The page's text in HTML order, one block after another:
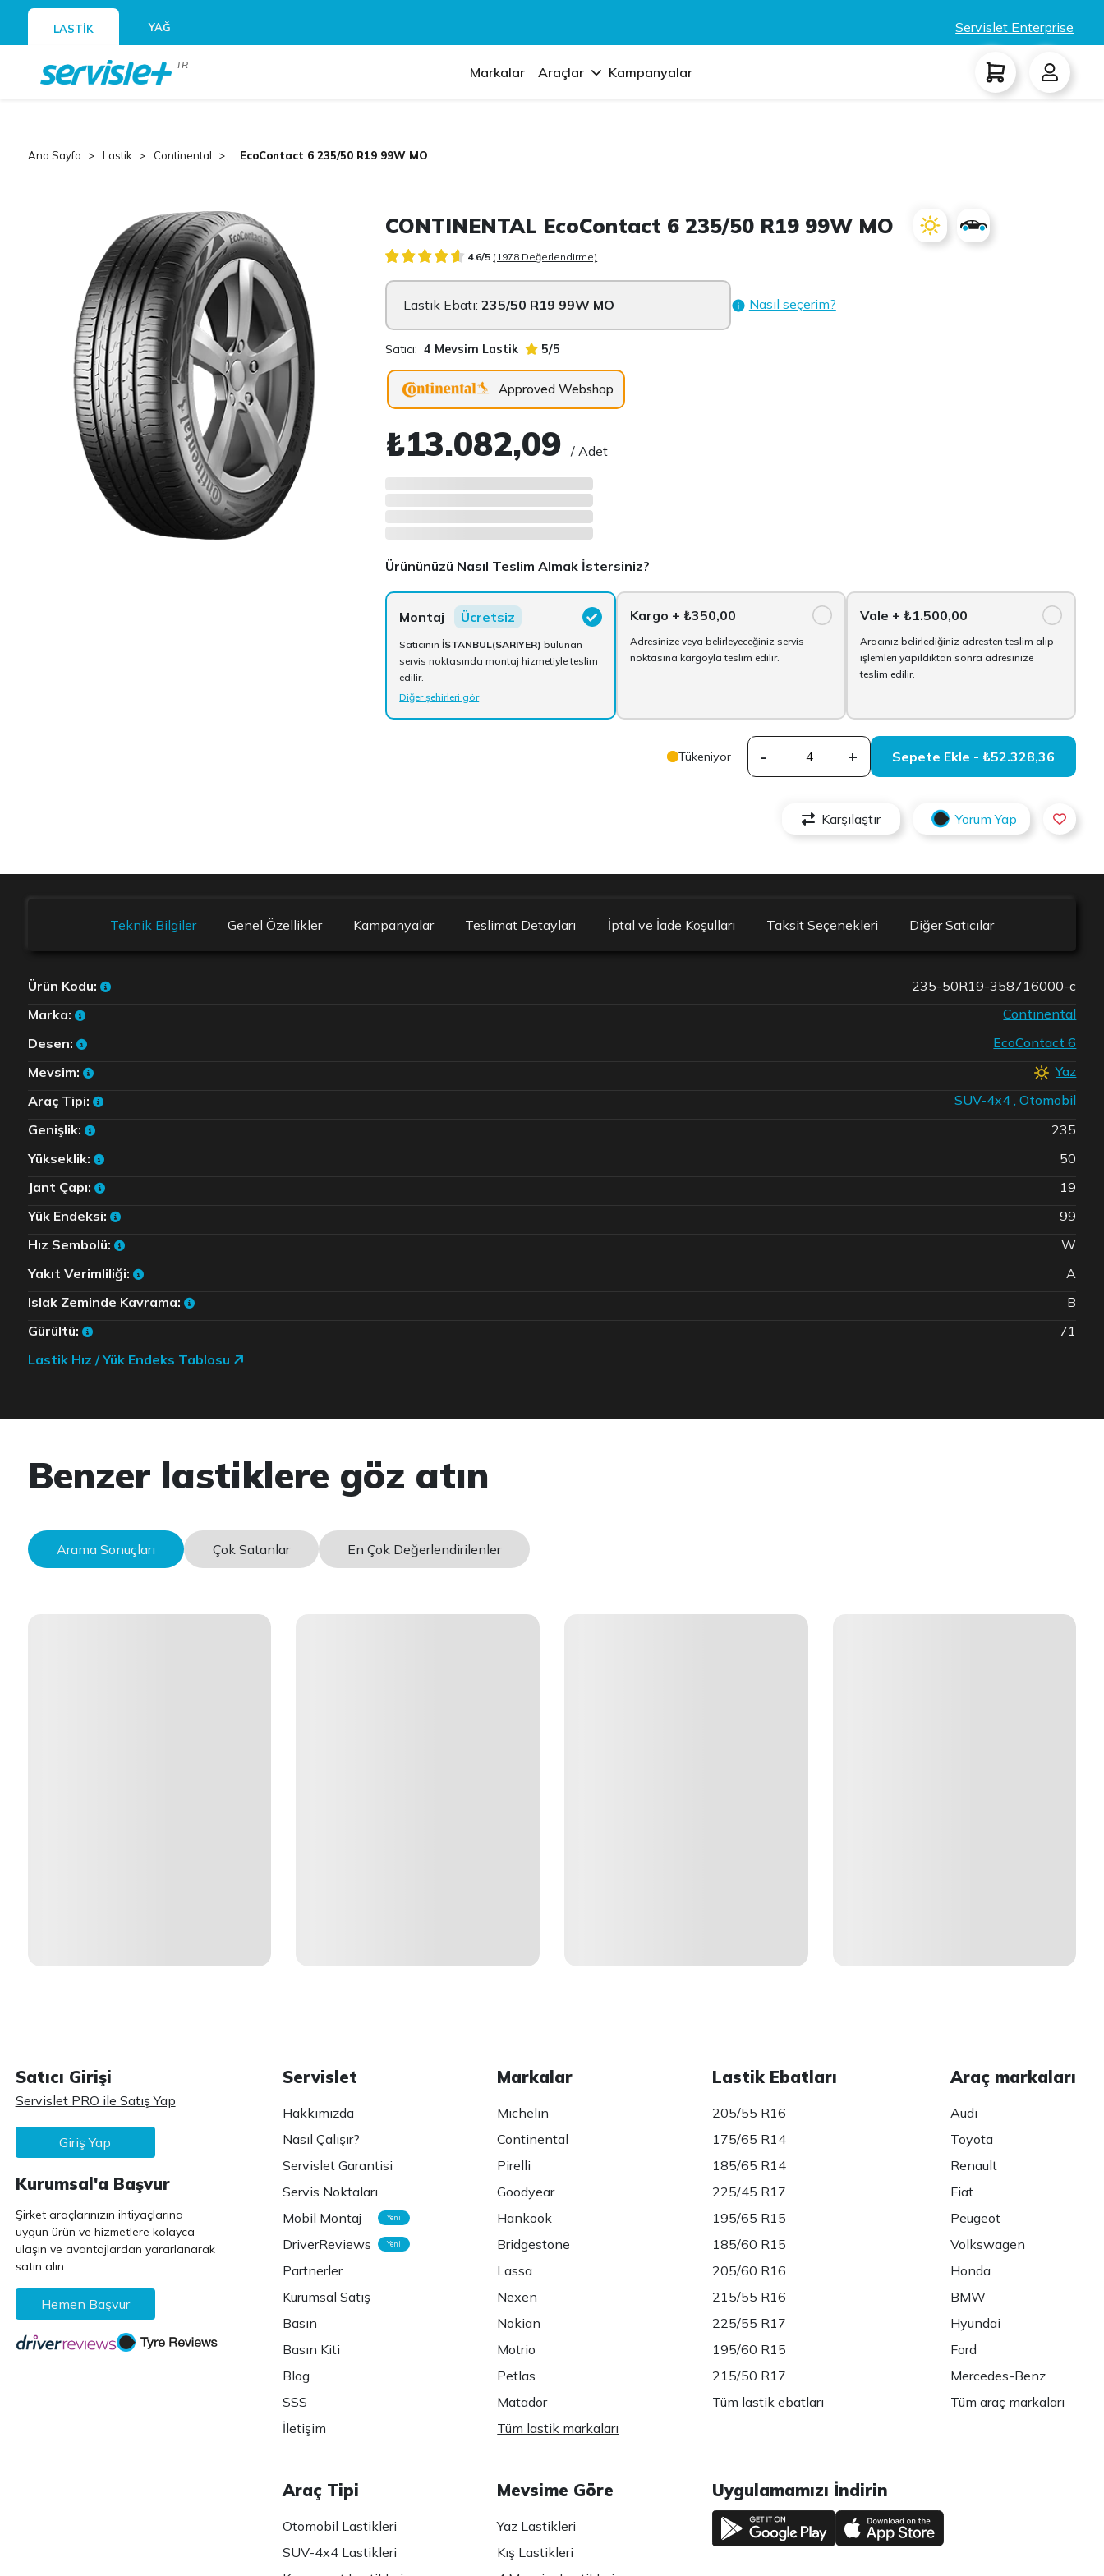
LASTİK YAĞ Servislet Enterprise
TR Markalar Araçlar Kampanyalar
Ana Sayfa Lastik Continental EcoContact 6 235/50 R19 99W MO
CONTINENTAL EcoContact 6 235/50 R19 99W MO
4.6/5 (1978 Değerlendirme)
Lastik Ebatı:235/50 R19 99W MO Nasıl seçerim?
Satıcı: 4 Mevsim Lastik 5/5
Approved Webshop
₺13.082,09/ Adet
Ürününüzü Nasıl Teslim Almak İstersiniz?
Montaj Ücretsiz
Satıcının İSTANBUL(SARIYER) bulunan
servis noktasında montaj hizmetiyle teslim
edilir.
Diğer şehirleri gör
Kargo + ₺350,00
Adresinize veya belirleyeceğiniz servis
noktasına kargoyla teslim edilir.
Vale + ₺1.500,00
Aracınız belirlediğiniz adresten teslim alıp
işlemleri yapıldıktan sonra adresinize
teslim edilir.
Tükeniyor - + Sepete Ekle - ₺52.328,36
Karşılaştır Yorum Yap
Teknik Bilgiler Genel Özellikler Kampanyalar Teslimat Detayları İptal ve İade Koşulları Taksit Seçenekleri Diğer Satıcılar
Ürün Kodu:
235-50R19-358716000-c
Marka:
Continental
Desen:
EcoContact 6
Mevsim:
Yaz
Araç Tipi:
SUV-4x4 ,Otomobil
Genişlik:
235
Yükseklik:
50
Jant Çapı:
19
Yük Endeksi:
99
Hız Sembolü:
W
Yakıt Verimliliği:
A
Islak Zeminde Kavrama:
B
Gürültü:
71
Lastik Hız / Yük Endeks Tablosu
Benzer lastiklere göz atın
Arama Sonuçları Çok Satanlar En Çok Değerlendirilenler
Satıcı Girişi
Servislet PRO ile Satış Yap
Giriş Yap
Kurumsal'a Başvur
Şirket araçlarınızın ihtiyaçlarına
uygun ürün ve hizmetlere kolayca
ulaşın ve avantajlardan yararlanarak
satın alın.
Hemen Başvur
Servislet
Hakkımızda
Nasıl Çalışır?
Servislet Garantisi
Servis Noktaları
Mobil Montaj
Yeni
DriverReviews Yeni
Partnerler
Kurumsal Satış
Basın
Basın Kiti
Blog
SSS
İletişim
Markalar
Michelin
Continental
Pirelli
Goodyear
Hankook
Bridgestone
Lassa
Nexen
Nokian
Motrio
Petlas
Matador
Tüm lastik markaları
Lastik Ebatları
205/55 R16
175/65 R14
185/65 R14
225/45 R17
195/65 R15
185/60 R15
205/60 R16
215/55 R16
225/55 R17
195/60 R15
215/50 R17
Tüm lastik ebatları
Araç markaları
Audi
Toyota
Renault
Fiat
Peugeot
Volkswagen
Honda
BMW
Hyundai
Ford
Mercedes-Benz
Tüm araç markaları
Araç Tipi
Otomobil Lastikleri
SUV-4x4 Lastikleri
Mevsime Göre
Yaz Lastikleri
Kış Lastikleri
Uygulamamızı İndirin